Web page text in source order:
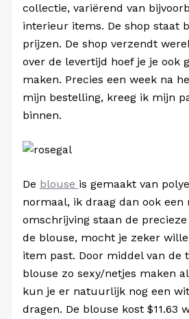
collectie, variërend van
interieur items. De shop staat
prijzen. De shop verzendt
over de levertijd hoef je je ook
maken. Precies een week na
mijn bestelling, kreeg ik mijn
binnen.
De blouse is gemaakt van
normaal, ik draag dan ook een
omschrijving staan de
de blouse, mocht je zeker
item past. Door middel van de
blouse zo sexy/netjes maken
kun je er natuurlijk nog een
dragen. De blouse kost $11.63